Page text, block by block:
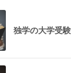
独学の大学受